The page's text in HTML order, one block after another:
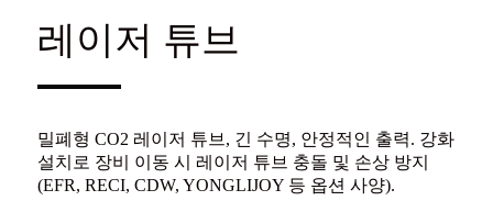
레이저 튜브
밀폐형 CO2 레이저 튜브, 긴 수명, 안정적인 출력. 강화
설치로 장비 이동 시 레이저 튜브 충돌 및 손상 방지
(EFR, RECI, CDW, YONGLIJOY 등 옵션 사양).